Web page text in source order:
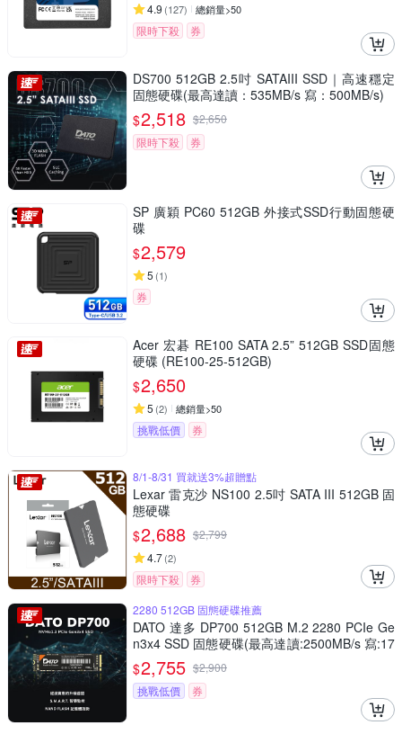
4.9 (127) 總銷量>50
限時下殺 券
DS700 512GB 2.5吋 SATAIII SSD｜高速穩定
固態硬碟(最高達讀：535MB/s 寫：500MB/s)
$2,518 $2,650
限時下殺
券
SP 廣穎 PC60 512GB 外接式SSD行動固態硬
碟
$2,579
5 (1)
券
Acer 宏碁 RE100 SATA 2.5” 512GB SSD固態
硬碟 (RE100-25-512GB)
$2,650
5 (2) 總銷量>50
挑戰低價 券
8/1-8/31 買就送3%超贈點
Lexar 雷克沙 NS100 2.5吋 SATA III 512GB 固
態硬碟
$2,688 $2,799
4.7(2)
限時下殺
券
2280 512GB 固態硬碟推薦
DATO 達多 DP700 512GB M.2 2280 PCIe Ge
n3x4 SSD 固態硬碟(最高達讀:2500MB/s 寫:17
00MB/s)
$2,755 $2,900
挑戰低價
券